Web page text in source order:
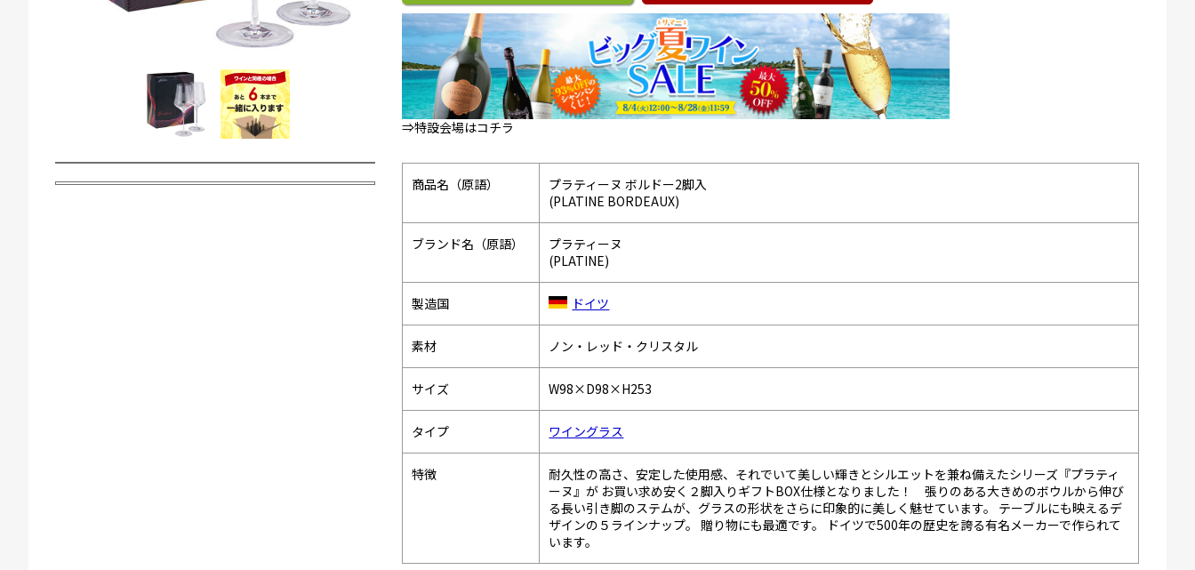
⇒特設会場はコチラ
商品名（原語）
プラティーヌ ボルドー2脚入
(PLATINE BORDEAUX)
ブランド名（原語）
プラティーヌ
(PLATINE)
製造国 ドイツ
素材 ノン・レッド・クリスタル
サイズ W98×D98×H253
タイプ ワイングラス
特徴
耐久性の高さ、安定した使用感、それでいて美しい輝きとシルエットを兼ね備えたシリーズ『プラティ
ーヌ』が お買い求め安く２脚入りギフトBOX仕様となりました！ 張りのある大きめのボウルから伸び
る長い引き脚のステムが、グラスの形状をさらに印象的に美しく魅せています。 テーブルにも映えるデ
ザインの５ラインナップ。 贈り物にも最適です。 ドイツで500年の歴史を誇る有名メーカーで作られて
います。